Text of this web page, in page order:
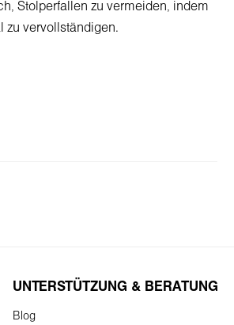
, Stolperfallen zu vermeiden, indem
zu vervollständigen.
UNTERSTÜTZUNG & BERATUNG
Blog